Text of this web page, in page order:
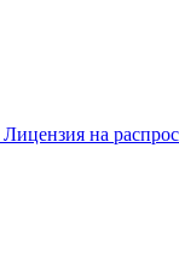
Лицензия на